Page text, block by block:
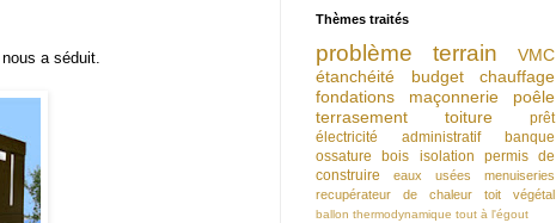
a séduit.
Thèmes traités
problème terrain
VMC
étanchéité
budget
chauffage
fondations
maçonnerie
poêle
terrasement
toiture
prêt
électricité
administratif
banque
ossature bois
isolation
permis de
construire
eaux usées
menuiseries
recupérateur de chaleur
toit végétal
ballon thermodynamique tout à l'égout